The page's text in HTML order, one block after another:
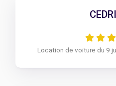
Location de voiture du 9